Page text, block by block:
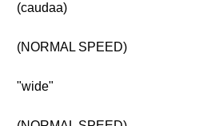
(caudaa)
(NORMAL SPEED)
"wide"